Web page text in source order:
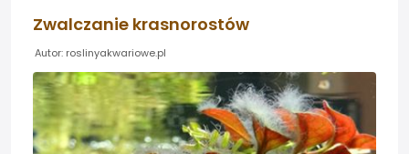
Zwalczanie krasnorostów
Autor: roslinyakwariowe.pl